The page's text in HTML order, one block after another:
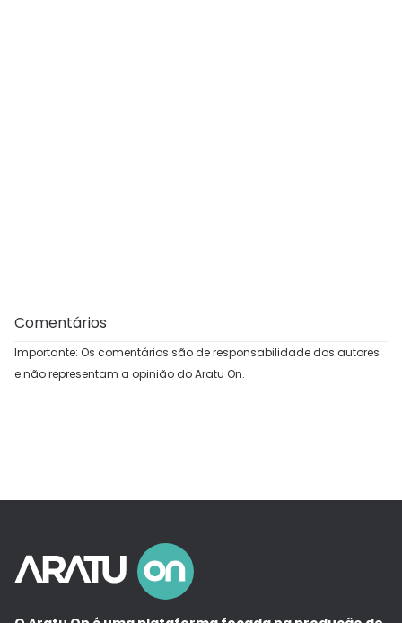
Comentários
Importante: Os comentários são de responsabilidade dos autores
e não representam a opinião do Aratu On.